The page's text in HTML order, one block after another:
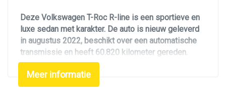
Full-led koplampen
Hemelbekleding donker
Hoofd airbag(s) achter
Hoofd airbag(s) voor
Keyless
Deze Volkswagen T-Roc R-line is een sportieve en
luxe sedan met karakter. De auto is nieuw geleverd
in augustus 2022, beschikt over een automatische
transmissie en heeft 60.820 kilometer gereden.
De Volkswagen T-Roc is volledig dealer
onderhouden bij Volkswagen dealer. De laatste
Meer informatie